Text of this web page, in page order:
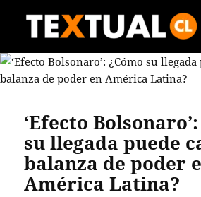
TEXTUAL
‘Efecto
su llegada puede
balanza de poder
América Latina?